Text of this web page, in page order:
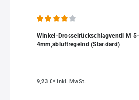
Winkel-Drosselrückschlagventil M 5-
4mm,abluftregelnd (Standard)
9,23 €*inkl. MwSt.